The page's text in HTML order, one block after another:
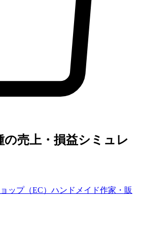
の売上・損益シミュレ
ップ（EC） ハンドメイド作家・販